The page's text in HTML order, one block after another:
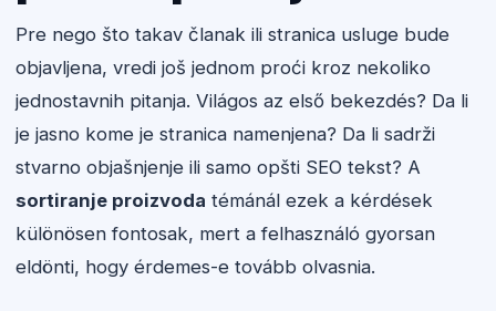
Pre nego što takav članak ili stranica usluge bude
objavljena, vredi još jednom proći kroz nekoliko
jednostavnih pitanja. Világos az első bekezdés? Da li
je jasno kome je stranica namenjena? Da li sadrži
stvarno objašnjenje ili samo opšti SEO tekst? A
sortiranje proizvoda témánál ezek a kérdések
különösen fontosak, mert a felhasználó gyorsan
eldönti, hogy érdemes-e tovább olvasnia.